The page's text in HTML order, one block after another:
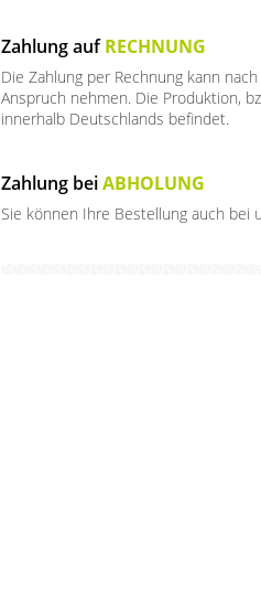
Zahlung aufRECHNUNG
Die Zahlung per Rechnung kann
Anspruch nehmen. Die Produktion,
innerhalb Deutschlands befindet.
Zahlung beiABHOLUNG
Sie können Ihre Bestellung auch bei